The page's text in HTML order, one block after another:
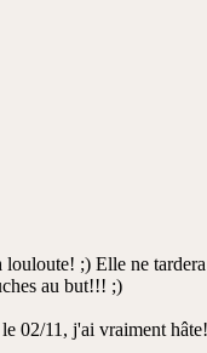
;) Elle ne
au but!!! ;)
02/11, j'ai vraiment